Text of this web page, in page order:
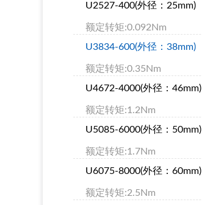
U2527-400(外径：25mm)
额定转矩:0.092Nm
U3834-600(外径：38mm)
额定转矩:0.35Nm
U4672-4000(外径：46mm)
额定转矩:1.2Nm
U5085-6000(外径：50mm)
额定转矩:1.7Nm
U6075-8000(外径：60mm)
额定转矩:2.5Nm